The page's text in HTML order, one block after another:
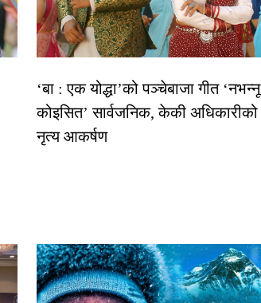
‘बा : एक योद्धा’को पञ्चेबाजा गीत ‘नभन्नू
कोइसित’ सार्वजनिक, केकी अधिकारीको
नृत्य आकर्षण